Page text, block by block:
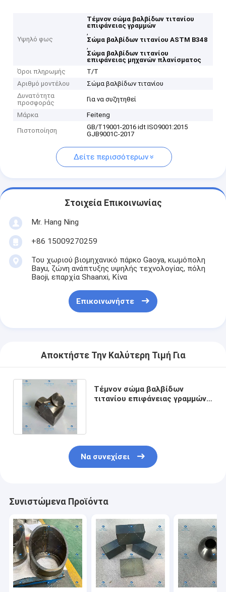
Υψηλό φως
Τέμνον σώμα βαλβίδων τιτανίου
επιφάνειας γραμμών
,
Σώμα βαλβίδων τιτανίου ASTM B348
,
Σώμα βαλβίδων τιτανίου
επιφάνειας μηχανών πλανίσματος
Όροι πληρωμής
T/T
Αριθμό μοντέλου
Σώμα βαλβίδων τιτανίου
Δυνατότητα
προσφοράς
Για να συζητηθεί
Μάρκα Feiteng
Πιστοποίηση
GB/T19001-2016 idt ISO9001:2015
GJB9001C-2017
Δείτε περισσότερων
Στοιχεία Επικοινωνίας
Mr. Hang Ning
+86 15009270259
Του χωριού βιομηχανικό πάρκο Gaoya, κωμόπολη
Bayu, ζώνη ανάπτυξης υψηλής τεχνολογίας, πόλη
Baoji, επαρχία Shaanxi, Κίνα
Επικοινωνήστε
Αποκτήστε Την Καλύτερη Τιμή Για
Τέμνον σώμα βαλβίδων
τιτανίου επιφάνειας γραμμών
Να συνεχίσει
Συνιστώμενα Προϊόντα